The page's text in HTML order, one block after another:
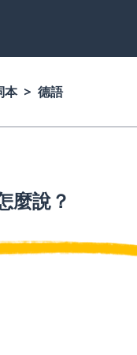
本 德語
麼說？